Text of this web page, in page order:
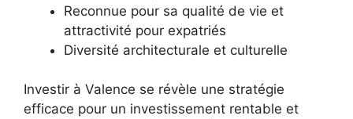
Reconnue pour sa qualité de vie et
attractivité pour expatriés
Diversité architecturale et culturelle
Investir à Valence se révèle une stratégie
efficace pour un investissement rentable et